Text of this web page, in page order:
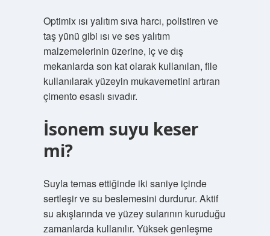
Optimix ısı yalıtım sıva harcı, polistiren ve
taş yünü gibi ısı ve ses yalıtım
malzemelerinin üzerine, iç ve dış
mekanlarda son kat olarak kullanılan, file
kullanılarak yüzeyin mukavemetini artıran
çimento esaslı sıvadır.
İsonem suyu keser
mi?
Suyla temas ettiğinde iki saniye içinde
sertleşir ve su beslemesini durdurur. Aktif
su akışlarında ve yüzey sularının kuruduğu
zamanlarda kullanılır. Yüksek genleşme